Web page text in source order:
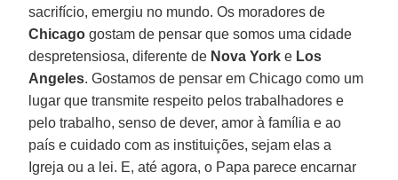
sacrifício, emergiu no mundo. Os moradores de
Chicago gostam de pensar que somos uma cidade
despretensiosa, diferente de Nova York e Los
Angeles. Gostamos de pensar em Chicago como um
lugar que transmite respeito pelos trabalhadores e
pelo trabalho, senso de dever, amor à família e ao
país e cuidado com as instituições, sejam elas a
Igreja ou a lei. E, até agora, o Papa parece encarnar